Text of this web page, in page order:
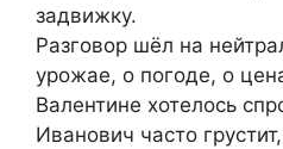
задвижку.
Разговор шёл на
урожае, о погоде, о
Валентине хотелось
Иванович часто